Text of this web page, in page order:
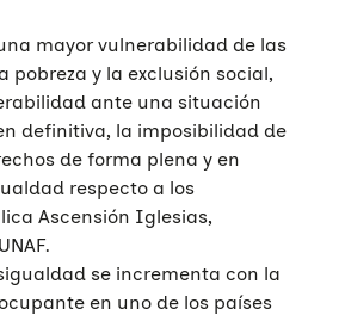
mayor vulnerabilidad de las
pobreza y la exclusión social,
ante una situación
definitiva, la imposibilidad de
de forma plena y en
respecto a los
Ascensión Iglesias,
se incrementa con la
en uno de los países